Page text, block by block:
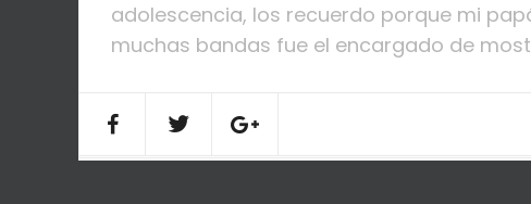
adolescencia, los recuerdo porque mi
muchas bandas fue el encargado de